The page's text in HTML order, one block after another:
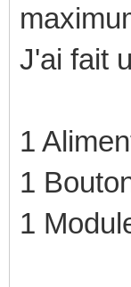
J'ai fait
1
1
1